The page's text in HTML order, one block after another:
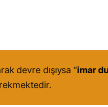
devre dışıysa “imar